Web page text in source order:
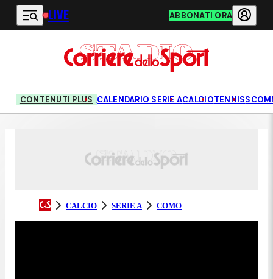
Vai al contenuto principale
LIVE ABBONATI ORA
CONTENUTI PLUS CALENDARIO SERIE ACALCIOTENNIS
CALCIO SERIE A COMO